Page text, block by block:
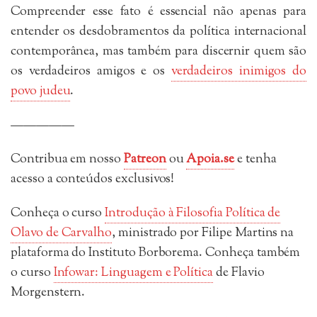
Compreender esse fato é essencial não apenas para
entender os desdobramentos da política internacional
contemporânea, mas também para discernir quem são
os verdadeiros amigos e os verdadeiros inimigos do
povo judeu.
—————
Contribua em nossoPatreonouApoia.see tenha
acesso a conteúdos exclusivos!
Conheça o cursoIntrodução à Filosofia Política de
Olavo de Carvalho, ministrado por Filipe Martins na
plataforma do Instituto Borborema. Conheça também
o cursoInfowar: Linguagem e Políticade Flavio
Morgenstern.